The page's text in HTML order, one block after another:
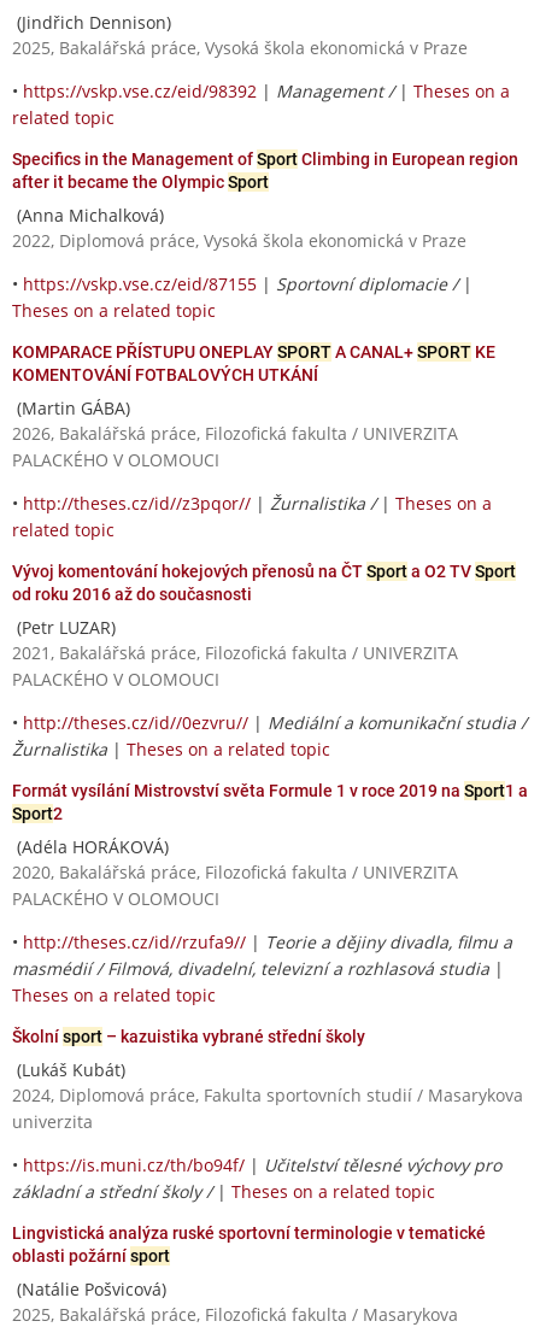
(Jindřich Dennison)
2025, Bakalářská práce, Vysoká škola ekonomická v Praze
• https://vskp.vse.cz/eid/98392 | Management / | Theses on a
related topic
Specifics in the Management ofSportClimbing in European region
after it became the OlympicSport
(Anna Michalková)
2022, Diplomová práce, Vysoká škola ekonomická v Praze
• https://vskp.vse.cz/eid/87155 | Sportovní diplomacie / |
Theses on a related topic
KOMPARACE PŘÍSTUPU ONEPLAYSPORTA CANAL+SPORT KE
KOMENTOVÁNÍ FOTBALOVÝCH UTKÁNÍ
(Martin GÁBA)
2026, Bakalářská práce, Filozofická fakulta / UNIVERZITA
PALACKÉHO V OLOMOUCI
• http://theses.cz/id//z3pqor// | Žurnalistika / | Theses on a
related topic
Vývoj komentování hokejových přenosů na ČTSporta O2 TVSport
od roku 2016 až do současnosti
(Petr LUZAR)
2021, Bakalářská práce, Filozofická fakulta / UNIVERZITA
PALACKÉHO V OLOMOUCI
• http://theses.cz/id//0ezvru// | Mediální a komunikační studia /
Žurnalistika | Theses on a related topic
Formát vysílání Mistrovství světa Formule 1 v roce 2019 na Sport1 a
Sport2
(Adéla HORÁKOVÁ)
2020, Bakalářská práce, Filozofická fakulta / UNIVERZITA
PALACKÉHO V OLOMOUCI
• http://theses.cz/id//rzufa9// | Teorie a dějiny divadla, filmu a
masmédií / Filmová, divadelní, televizní a rozhlasová studia |
Theses on a related topic
Školnísport – kazuistika vybrané střední školy
(Lukáš Kubát)
2024, Diplomová práce, Fakulta sportovních studií / Masarykova
univerzita
• https://is.muni.cz/th/bo94f/ | Učitelství tělesné výchovy pro
základní a střední školy / | Theses on a related topic
Lingvistická analýza ruské sportovní terminologie v tematické
oblasti požárnísport
(Natálie Pošvicová)
2025, Bakalářská práce, Filozofická fakulta / Masarykova